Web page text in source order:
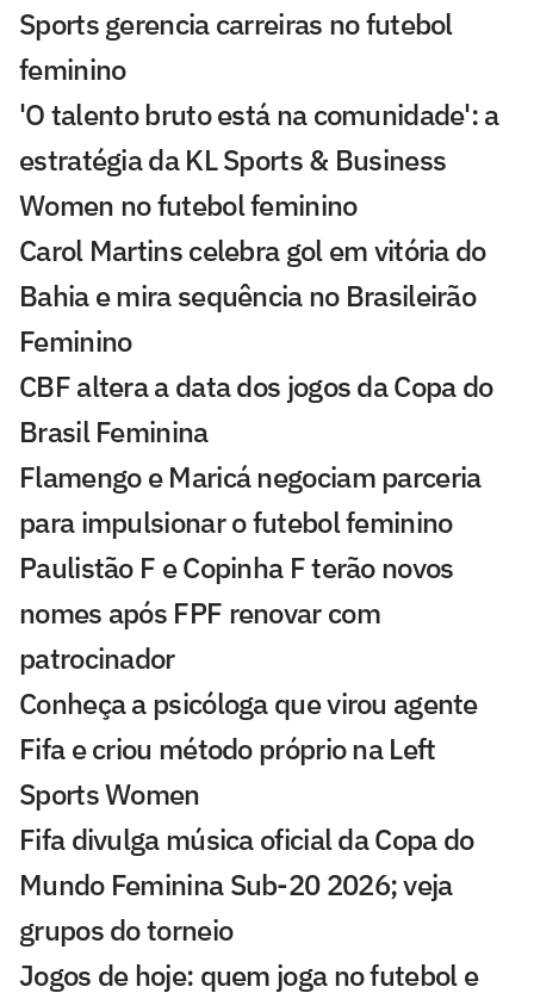
Sports gerencia carreiras no futebol
feminino
'O talento bruto está na comunidade': a
estratégia da KL Sports & Business
Women no futebol feminino
Carol Martins celebra gol em vitória do
Bahia e mira sequência no Brasileirão
Feminino
CBF altera a data dos jogos da Copa do
Brasil Feminina
Flamengo e Maricá negociam parceria
para impulsionar o futebol feminino
Paulistão F e Copinha F terão novos
nomes após FPF renovar com
patrocinador
Conheça a psicóloga que virou agente
Fifa e criou método próprio na Left
Sports Women
Fifa divulga música oficial da Copa do
Mundo Feminina Sub-20 2026; veja
grupos do torneio
Jogos de hoje: quem joga no futebol e